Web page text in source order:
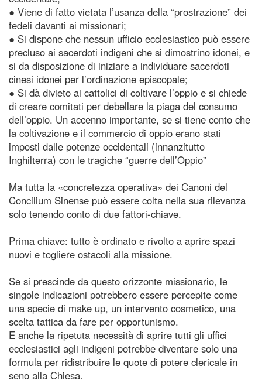
● Viene di fatto vietata l’usanza della “prostrazione” dei
fedeli davanti ai missionari;
● Si dispone che nessun ufficio ecclesiastico può essere
precluso ai sacerdoti indigeni che si dimostrino idonei, e
si da disposizione di iniziare a individuare sacerdoti
cinesi idonei per l’ordinazione episcopale;
● Si dà divieto ai cattolici di coltivare l’oppio e si chiede
di creare comitati per debellare la piaga del consumo
dell’oppio. Un accenno importante, se si tiene conto che
la coltivazione e il commercio di oppio erano stati
imposti dalle potenze occidentali (innanzitutto
Inghilterra) con le tragiche “guerre dell’Oppio”
Ma tutta la «concretezza operativa» dei Canoni del
Concilium Sinense può essere colta nella sua rilevanza
solo tenendo conto di due fattori-chiave.
Prima chiave: tutto è ordinato e rivolto a aprire spazi
nuovi e togliere ostacoli alla missione.
Se si prescinde da questo orizzonte missionario, le
singole indicazioni potrebbero essere percepite come
una specie di make up, un intervento cosmetico, una
scelta tattica da fare per opportunismo.
E anche la ripetuta necessità di aprire tutti gli uffici
ecclesiastici agli indigeni potrebbe diventare solo una
formula per ridistribuire le quote di potere clericale in
seno alla Chiesa.